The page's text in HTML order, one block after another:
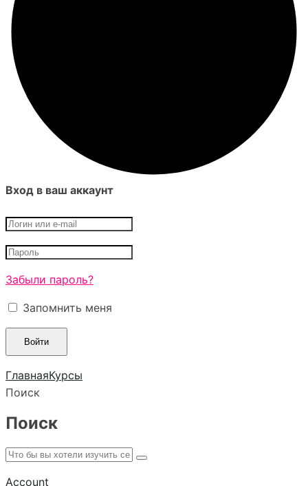
Вход в ваш аккаунт
Забыли пароль?
Запомнить меня
ГлавнаяКурсы
Поиск
Поиск
Account